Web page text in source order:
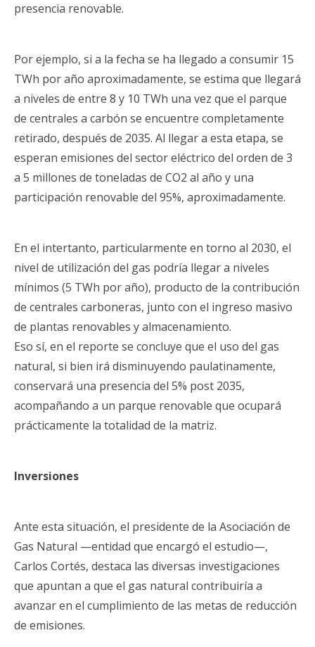
presencia renovable.
Por ejemplo, si a la fecha se ha llegado a consumir 15
TWh por año aproximadamente, se estima que llegará
a niveles de entre 8 y 10 TWh una vez que el parque
de centrales a carbón se encuentre completamente
retirado, después de 2035. Al llegar a esta etapa, se
esperan emisiones del sector eléctrico del orden de 3
a 5 millones de toneladas de CO2 al año y una
participación renovable del 95%, aproximadamente.
En el intertanto, particularmente en torno al 2030, el
nivel de utilización del gas podría llegar a niveles
mínimos (5 TWh por año), producto de la contribución
de centrales carboneras, junto con el ingreso masivo
de plantas renovables y almacenamiento.
Eso sí, en el reporte se concluye que el uso del gas
natural, si bien irá disminuyendo paulatinamente,
conservará una presencia del 5% post 2035,
acompañando a un parque renovable que ocupará
prácticamente la totalidad de la matriz.
Inversiones
Ante esta situación, el presidente de la Asociación de
Gas Natural —entidad que encargó el estudio—,
Carlos Cortés, destaca las diversas investigaciones
que apuntan a que el gas natural contribuiría a
avanzar en el cumplimiento de las metas de reducción
de emisiones.